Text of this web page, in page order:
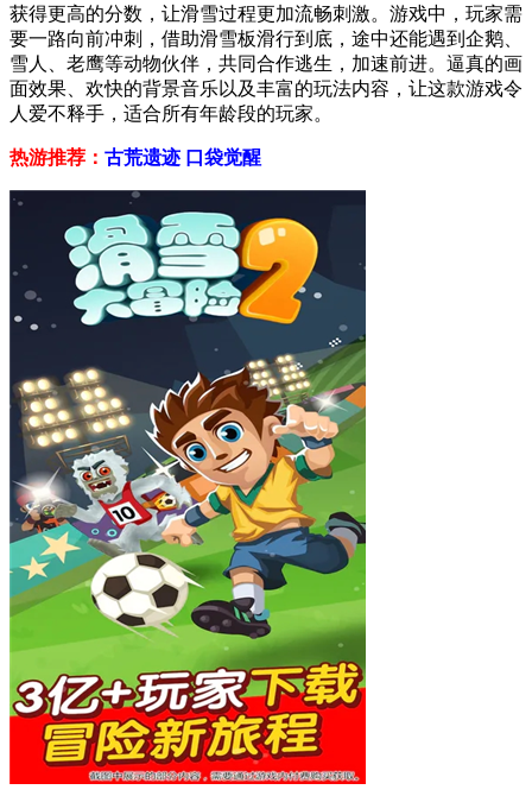
获得更高的分数，让滑雪过程更加流畅刺激。游戏中，玩家需
要一路向前冲刺，借助滑雪板滑行到底，途中还能遇到企鹅、
雪人、老鹰等动物伙伴，共同合作逃生，加速前进。逼真的画
面效果、欢快的背景音乐以及丰富的玩法内容，让这款游戏令
人爱不释手，适合所有年龄段的玩家。
热游推荐： 古荒遗迹 口袋觉醒